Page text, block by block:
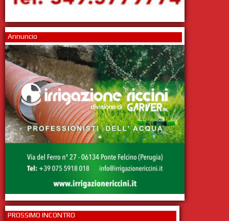
Annuncio
PROSSIMO INCONTRO